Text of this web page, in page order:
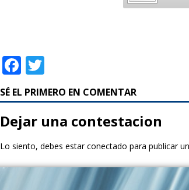
F
a
c
e
b
o
o
w
it
te
r
SÉ EL PRIMERO EN COMENTAR
Dejar una contestacion
Lo siento, debes estarconectado para publicar